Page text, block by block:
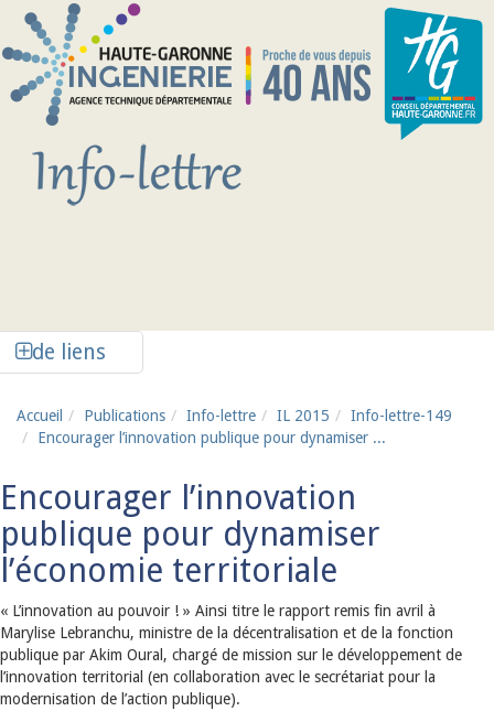
Aller au contenu principal
de liens
Accueil Publications Info-lettre IL 2015
Info-lettre-149
Encourager l’innovation publique pour dynamiser ...
Encourager l’innovation
publique pour dynamiser
l’économie territoriale
« L’innovation au pouvoir ! » Ainsi titre le rapport remis fin avril à
Marylise Lebranchu, ministre de la décentralisation et de la fonction
publique par Akim Oural, chargé de mission sur le développement de
l’innovation territorial (en collaboration avec le secrétariat pour la
modernisation de l’action publique).